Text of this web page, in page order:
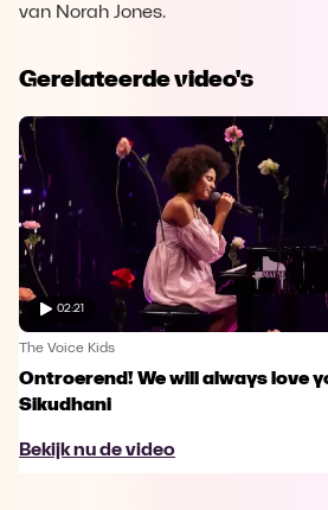
van Norah Jones.
Gerelateerde video's
02:21
The Voice Kids
Ontroerend! We will always love
Sikudhani
Bekijk nu de video